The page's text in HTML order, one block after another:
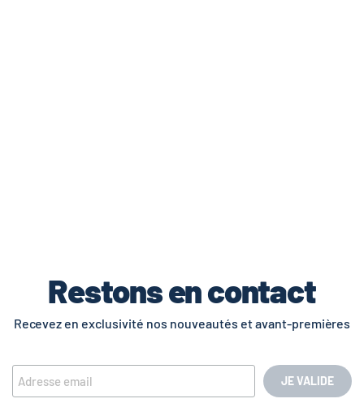
Restons en contact
Recevez en exclusivité nos nouveautés et avant-premières
JE VALIDE